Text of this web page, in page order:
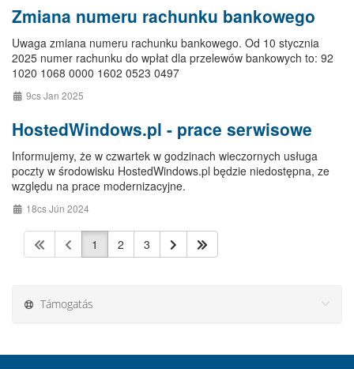
Zmiana numeru rachunku bankowego
Uwaga zmiana numeru rachunku bankowego. Od 10 stycznia
2025 numer rachunku do wpłat dla przelewów bankowych to: 92
1020 1068 0000 1602 0523 0497
9cs Jan 2025
HostedWindows.pl - prace serwisowe
Informujemy, że w czwartek w godzinach wieczornych usługa
poczty w środowisku HostedWindows.pl będzie niedostępna, ze
względu na prace modernizacyjne.
18cs Jún 2024
1 2 3
Támogatás